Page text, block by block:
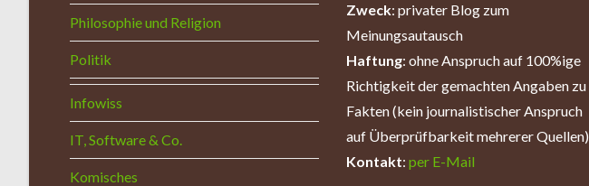
Philosophie und Religion
Politik
Infowiss
IT, Software & Co.
Komisches
Zweck: privater Blog zum
Meinungsautausch
Haftung: ohne Anspruch auf 100%ige
Richtigkeit der gemachten Angaben zu
Fakten (kein journalistischer Anspruch
auf Überprüfbarkeit mehrerer Quellen)
Kontakt: per E-Mail